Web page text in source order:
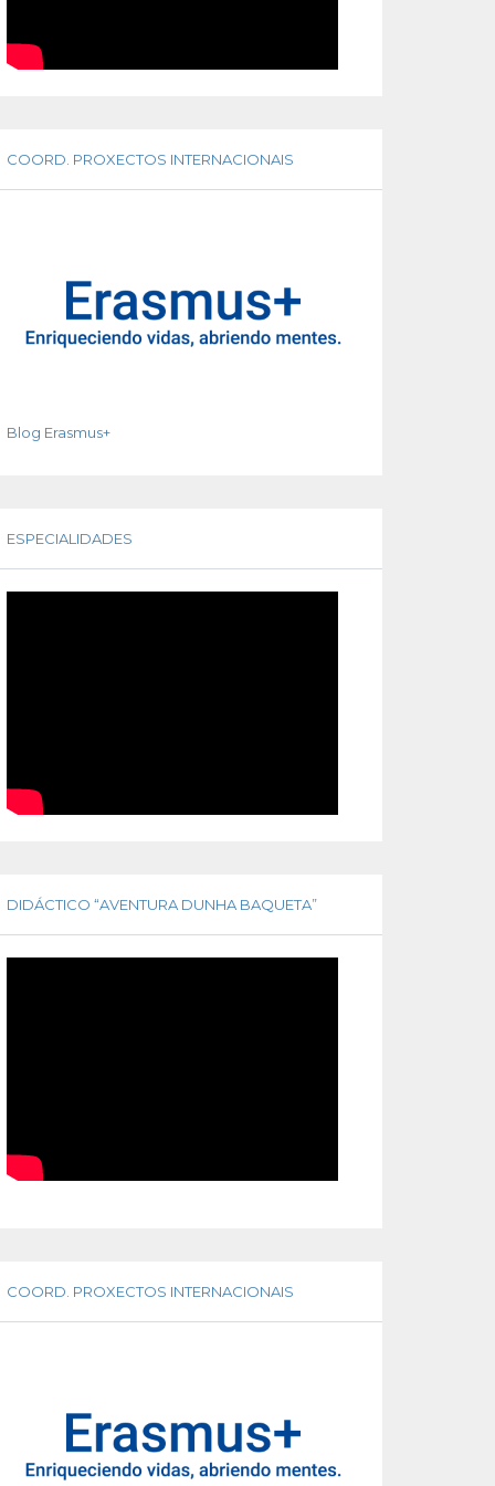
COORD. PROXECTOS INTERNACIONAIS
Blog Erasmus+
ESPECIALIDADES
DIDÁCTICO “AVENTURA DUNHA BAQUETA”
COORD. PROXECTOS INTERNACIONAIS